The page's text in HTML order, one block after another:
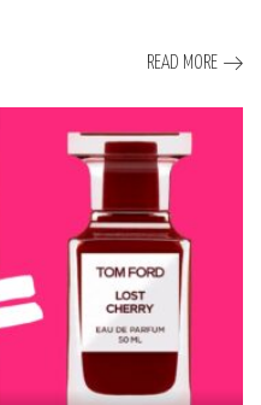
READ MORE